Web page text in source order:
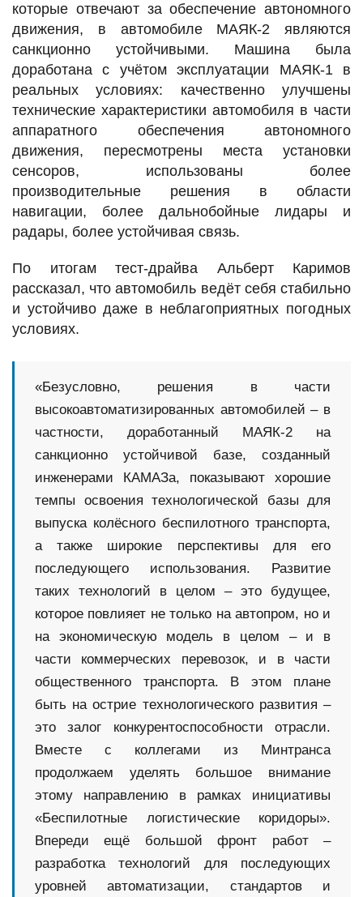
которые отвечают за обеспечение автономного
движения, в автомобиле МАЯК-2 являются
санкционно устойчивыми. Машина была
доработана с учётом эксплуатации МАЯК-1 в
реальных условиях: качественно улучшены
технические характеристики автомобиля в части
аппаратного обеспечения автономного
движения, пересмотрены места установки
сенсоров, использованы более
производительные решения в области
навигации, более дальнобойные лидары и
радары, более устойчивая связь.
По итогам тест-драйва Альберт Каримов
рассказал, что автомобиль ведёт себя стабильно
и устойчиво даже в неблагоприятных погодных
условиях.
«Безусловно, решения в части
высокоавтоматизированных автомобилей – в
частности, доработанный МАЯК-2 на
санкционно устойчивой базе, созданный
инженерами КАМАЗа, показывают хорошие
темпы освоения технологической базы для
выпуска колёсного беспилотного транспорта,
а также широкие перспективы для его
последующего использования. Развитие
таких технологий в целом – это будущее,
которое повлияет не только на автопром, но и
на экономическую модель в целом – и в
части коммерческих перевозок, и в части
общественного транспорта. В этом плане
быть на острие технологического развития –
это залог конкурентоспособности отрасли.
Вместе с коллегами из Минтранса
продолжаем уделять большое внимание
этому направлению в рамках инициативы
«Беспилотные логистические коридоры».
Впереди ещё большой фронт работ –
разработка технологий для последующих
уровней автоматизации, стандартов и